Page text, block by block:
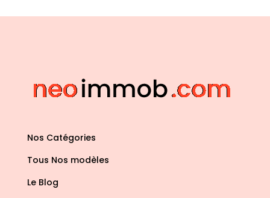
Nos Catégories
Tous Nos modèles
Le Blog